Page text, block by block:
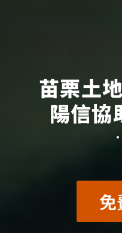
苗栗土
陽信協
免